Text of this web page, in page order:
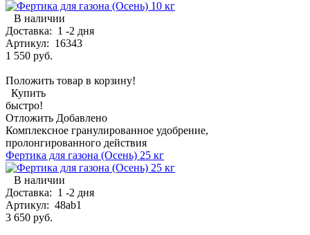
В наличии
Доставка: 1 -2 дня
Артикул: 16343
1 550 руб.
Положить товар в корзину!
Купить
быстро!
Отложить Добавлено
Комплексное гранулированное удобрение,
пролонгированного действия
Фертика для газона (Осень) 25 кг
В наличии
Доставка: 1 -2 дня
Артикул: 48ab1
3 650 руб.